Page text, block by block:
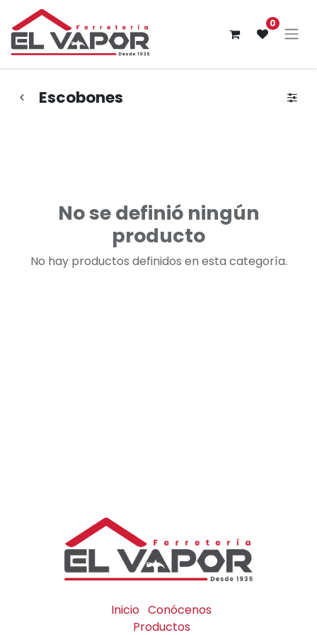
0
Escobones
No se definió ningún
producto
No hay productos definidos en esta categoría.
Inicio Conócenos
Productos